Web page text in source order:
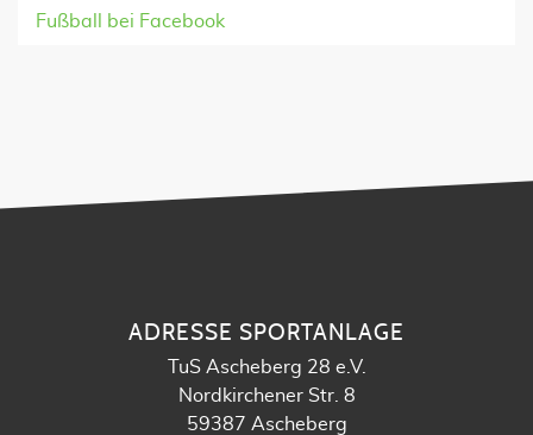
Fußball bei Facebook
ADRESSE SPORTANLAGE
TuS Ascheberg 28 e.V.
Nordkirchener Str. 8
59387 Ascheberg